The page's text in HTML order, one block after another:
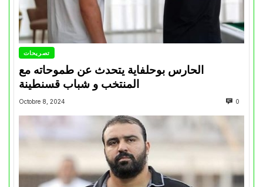
تصريحات
الحارس بوحلفاية يتحدث عن طموحاته مع
المنتخب و شباب قسنطينة
Octobre 8, 2024 0